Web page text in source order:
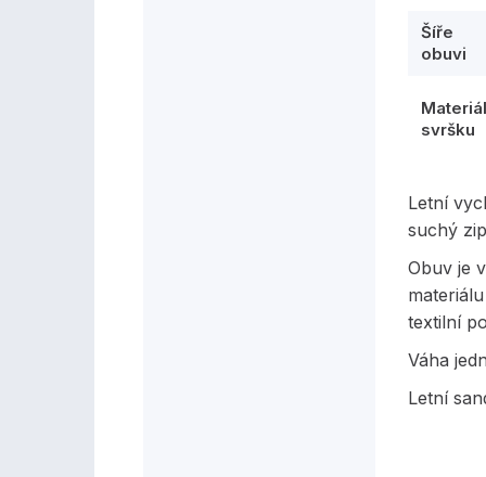
Šíře
obuvi
svršku
Letní
suchý
Obuv je
textilní
Váha
Letní